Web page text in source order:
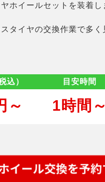
ホイールセットを装着し
タイヤの交換作業で多く
込） 目安時間
～ 1時間～